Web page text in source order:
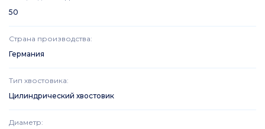
50
Страна производства:
Германия
Тип хвостовика:
Цилиндрический хвостовик
Диаметр: